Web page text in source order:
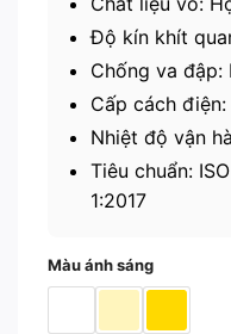
Độ kín khít
Chống va đập:
Cấp cách điện:
Nhiệt độ vận
Tiêu chuẩn:
1:2017
Màu ánh sáng